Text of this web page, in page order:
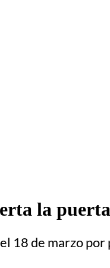
la
18 de marzo